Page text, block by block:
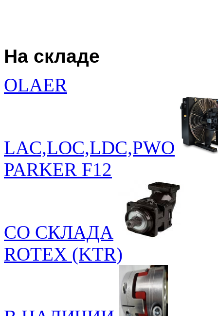
На складе
OLAER
LAC,LOC,LDC,PWO
PARKER F12
СО СКЛАДА
ROTEX (KTR)